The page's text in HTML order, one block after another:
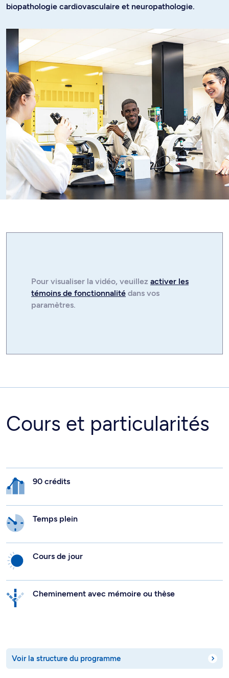
biopathologie cardiovasculaire et neuropathologie.
Pour visualiser la vidéo, veuillez activer les
témoins de fonctionnalité dans vos
paramètres.
Cours et particularités
90 crédits
Temps plein
Cours de jour
Cheminement avec mémoire ou thèse
Voir la structure du programme